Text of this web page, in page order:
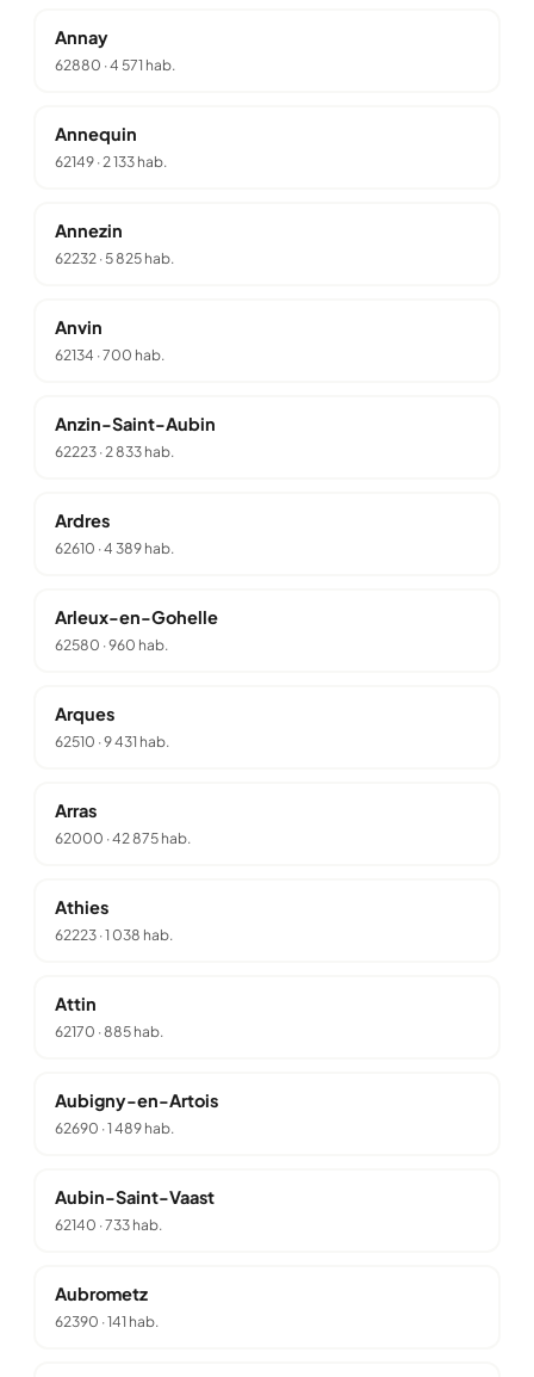
Annay
62880 ·4 571 hab.
Annequin
62149·2 133 hab.
Annezin
62232·5 825 hab.
Anvin
62134 ·700 hab.
Anzin-Saint-Aubin
62223·2 833 hab.
Ardres
62610 ·4 389 hab.
Arleux-en-Gohelle
62580 ·960 hab.
Arques
62510 ·9 431 hab.
Arras
62000 ·42 875 hab.
Athies
62223·1 038 hab.
Attin
62170 ·885 hab.
Aubigny-en-Artois
62690 ·1 489 hab.
Aubin-Saint-Vaast
62140 ·733 hab.
Aubrometz
62390 ·141 hab.